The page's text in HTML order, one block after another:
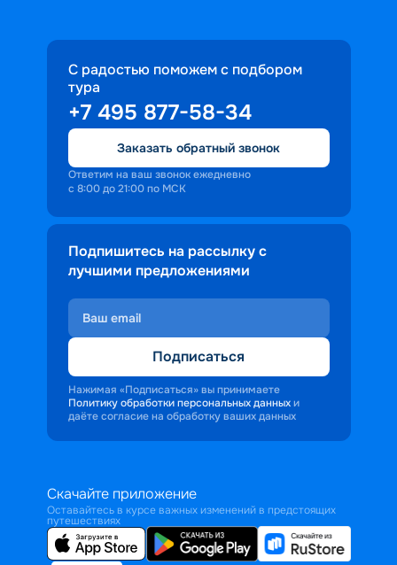
С радостью поможем с подбором
тура
+7 495 877-58-34
Заказать обратный звонок
Ответим на ваш звонок ежедневно
с 8:00 до 21:00 по МСК
Подпишитесь на рассылку с
лучшими предложениями
Подписаться
Нажимая «Подписаться» вы принимаете
Политику обработки персональных данных и
даёте согласие на обработку ваших данных
Скачайте приложение
Оставайтесь в курсе важных изменений в предстоящих
путешествиях